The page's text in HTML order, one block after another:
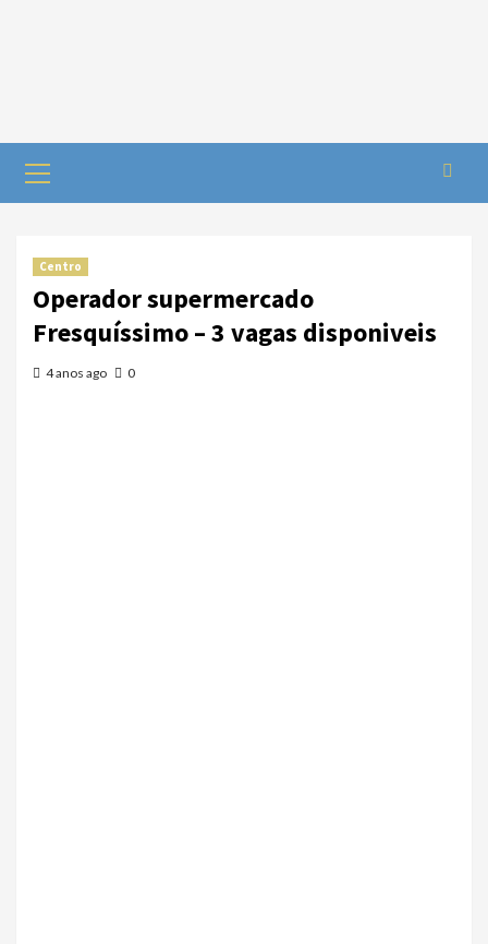
Centro
Operador supermercado
Fresquíssimo – 3 vagas disponiveis
4 anos ago 0